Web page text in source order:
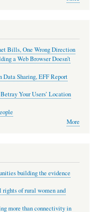
Bills, One Wrong Direction
a Web Browser Doesn’t
Sharing, EFF Report
Your Users’ Location
More
building the evidence
rights of rural women and
more than connectivity in